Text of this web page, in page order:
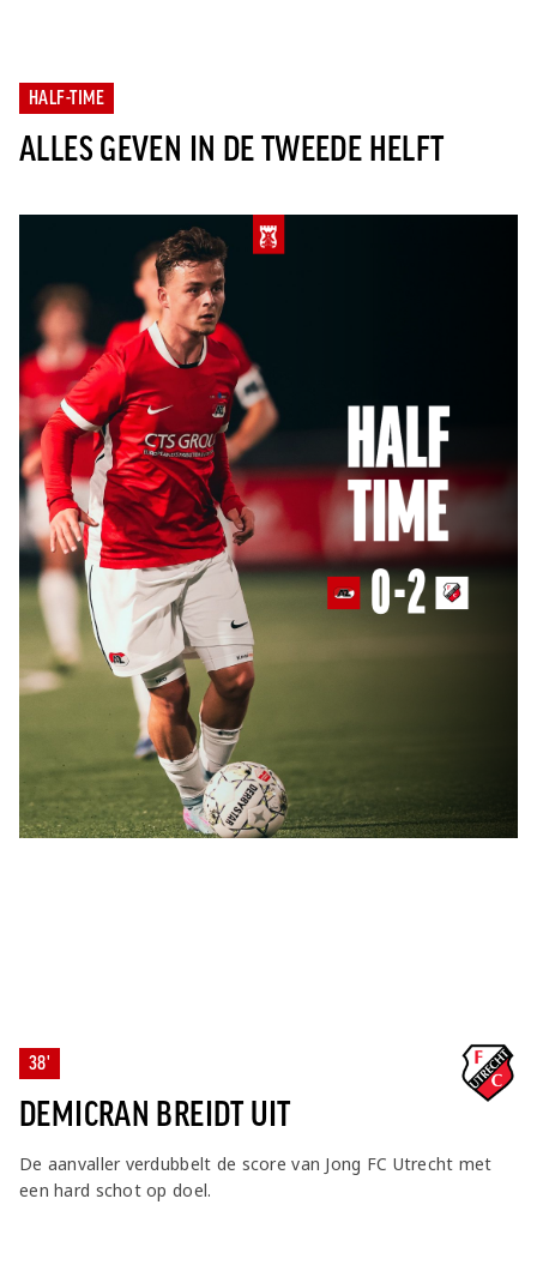
HALF-TIME
ALLES GEVEN IN DE TWEEDE HELFT
38'
DEMICRAN BREIDT UIT
De aanvaller verdubbelt de score van Jong FC Utrecht met
een hard schot op doel.